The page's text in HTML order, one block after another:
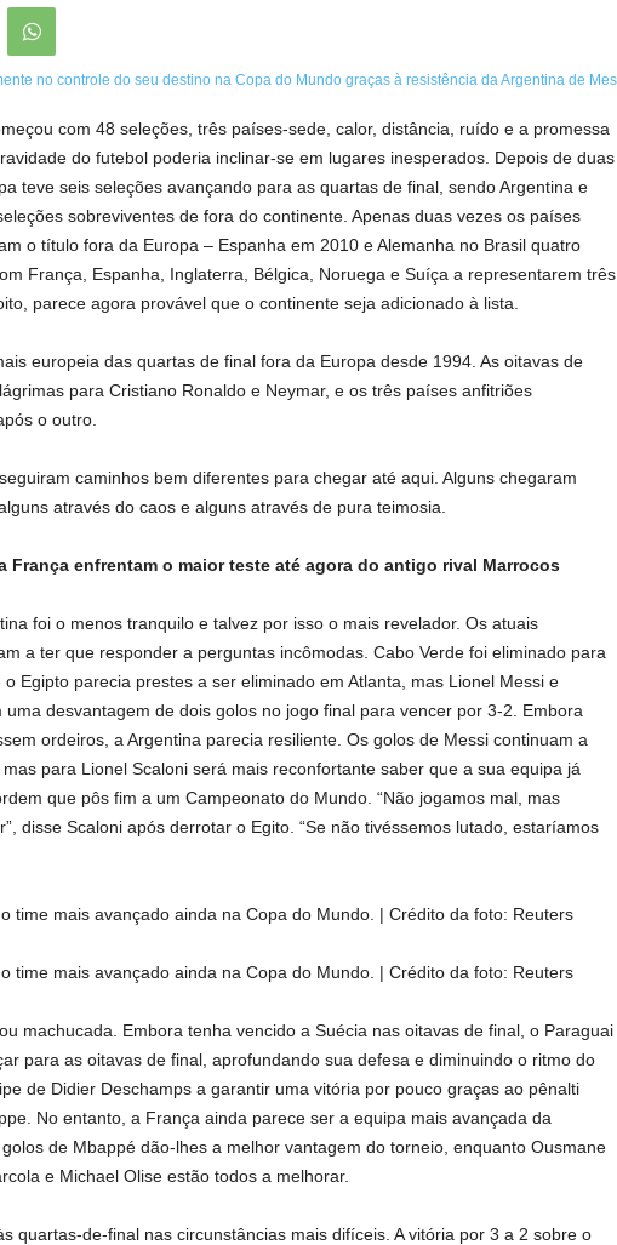
com 48 seleções, três países-sede, calor, distância, ruído e a promessa
do futebol poderia inclinar-se em lugares inesperados. Depois de duas
teve seis seleções avançando para as quartas de final, sendo Argentina e
sobreviventes de fora do continente. Apenas duas vezes os países
o título fora da Europa – Espanha em 2010 e Alemanha no Brasil quatro
França, Espanha, Inglaterra, Bélgica, Noruega e Suíça a representarem três
parece agora provável que o continente seja adicionado à lista.
europeia das quartas de final fora da Europa desde 1994. As oitavas de
para Cristiano Ronaldo e Neymar, e os três países anfitriões
o outro.
caminhos bem diferentes para chegar até aqui. Alguns chegaram
através do caos e alguns através de pura teimosia.
França enfrentam o maior teste até agora do antigo rival Marrocos
foi o menos tranquilo e talvez por isso o mais revelador. Os atuais
a ter que responder a perguntas incômodas. Cabo Verde foi eliminado para
Egipto parecia prestes a ser eliminado em Atlanta, mas Lionel Messi e
uma desvantagem de dois golos no jogo final para vencer por 3-2. Embora
ordeiros, a Argentina parecia resiliente. Os golos de Messi continuam a
para Lionel Scaloni será mais reconfortante saber que a sua equipa já
que pôs fim a um Campeonato do Mundo. “Não jogamos mal, mas
disse Scaloni após derrotar o Egito. “Se não tivéssemos lutado, estaríamos
time mais avançado ainda na Copa do Mundo. | Crédito da foto: Reuters
time mais avançado ainda na Copa do Mundo. | Crédito da foto: Reuters
machucada. Embora tenha vencido a Suécia nas oitavas de final, o Paraguai
para as oitavas de final, aprofundando sua defesa e diminuindo o ritmo do
de Didier Deschamps a garantir uma vitória por pouco graças ao pênalti
No entanto, a França ainda parece ser a equipa mais avançada da
de Mbappé dão-lhes a melhor vantagem do torneio, enquanto Ousmane
e Michael Olise estão todos a melhorar.
quartas-de-final nas circunstâncias mais difíceis. A vitória por 3 a 2 sobre o